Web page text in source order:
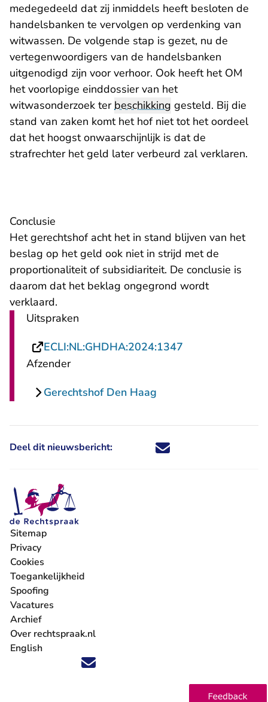
medegedeeld dat zij inmiddels heeft besloten de
handelsbanken te vervolgen op verdenking van
witwassen. De volgende stap is gezet, nu de
vertegenwoordigers van de handelsbanken
uitgenodigd zijn voor verhoor. Ook heeft het OM
het voorlopige einddossier van het
witwasonderzoek terbeschikking gesteld. Bij die
stand van zaken komt het hof niet tot het oordeel
dat het hoogst onwaarschijnlijk is dat de
strafrechter het geld later verbeurd zal verklaren.
Conclusie
Het gerechtshof acht het in stand blijven van het
beslag op het geld ook niet in strijd met de
proportionaliteit of subsidiariteit. De conclusie is
daarom dat het beklag ongegrond wordt
verklaard.
Uitspraken
ECLI:NL:GHDHA:2024:1347
Afzender
Gerechtshof Den Haag
Deel dit nieuwsbericht: Deel dit nieuwsbericht via X -
Deel dit nieuwsbericht via
Deel dit nieuwsbericht
Deel dit
Volg ons op X (Twitter) - U verlaat Rechtspraak.nl
Volg ons op Facebook - U verlaat Rechtspraak.nl
Volg ons op Instagram - U verlaat Rechtspraak.nl
Volg ons op Youtube - U verlaat Rechtspraak.nl
Volg ons op LinkedIn - U verlaat
'Blijf op de hoogte' nieuwsbrief - U verlaat
Sitemap
Privacy
Cookies
Toegankelijkheid
Spoofing
Vacatures
- U verlaat Rechtspraak.nl
Archief
Over rechtspraak.nl
English